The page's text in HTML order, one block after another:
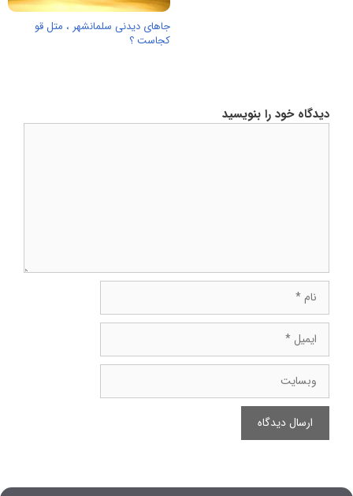
جاهای دیدنی سلمانشهر ، متل قو
کجاست ؟
دیدگاه خود را بنویسید
ایمیل
وبسایت